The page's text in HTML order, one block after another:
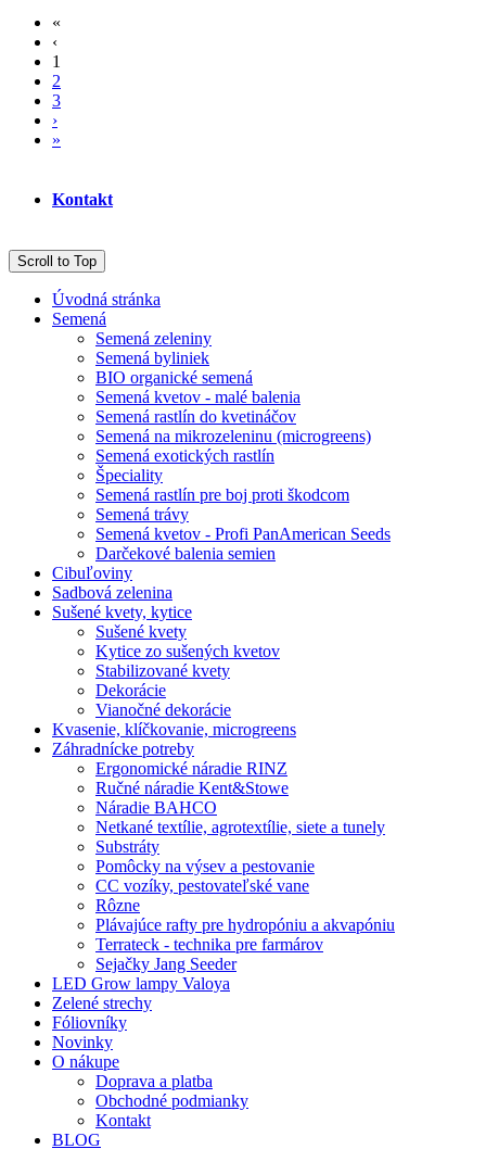
«
‹
1
2
3
›
»
Kontakt
Scroll to Top
Úvodná stránka
Semená
Semená zeleniny
Semená byliniek
BIO organické semená
Semená kvetov - malé balenia
Semená rastlín do kvetináčov
Semená na mikrozeleninu (microgreens)
Semená exotických rastlín
Špeciality
Semená rastlín pre boj proti škodcom
Semená trávy
Semená kvetov - Profi PanAmerican Seeds
Darčekové balenia semien
Cibuľoviny
Sadbová zelenina
Sušené kvety, kytice
Sušené kvety
Kytice zo sušených kvetov
Stabilizované kvety
Dekorácie
Vianočné dekorácie
Kvasenie, klíčkovanie, microgreens
Záhradnícke potreby
Ergonomické náradie RINZ
Ručné náradie Kent&Stowe
Náradie BAHCO
Netkané textílie, agrotextílie, siete a tunely
Substráty
Pomôcky na výsev a pestovanie
CC vozíky, pestovateľské vane
Rôzne
Plávajúce rafty pre hydropóniu a akvapóniu
Terrateck - technika pre farmárov
Sejačky Jang Seeder
LED Grow lampy Valoya
Zelené strechy
Fóliovníky
Novinky
O nákupe
Doprava a platba
Obchodné podmianky
Kontakt
BLOG